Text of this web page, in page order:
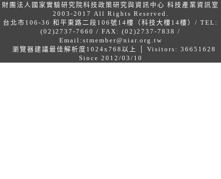
財團法人國家實驗研究院科技政策研究與資訊中心 科技產業資訊室
2003-2017 All Rights Reserved.
台北市106-36 和平東路二段106號14樓（科技大樓14樓）/ TEL:
(02)2737-7660 / FAX: (02)2737-7838 /
Email: stmember@niar.org.tw
瀏覽器建議最佳解析度1024x768以上 │ Visitors: 36651628
Since 2012/03/10